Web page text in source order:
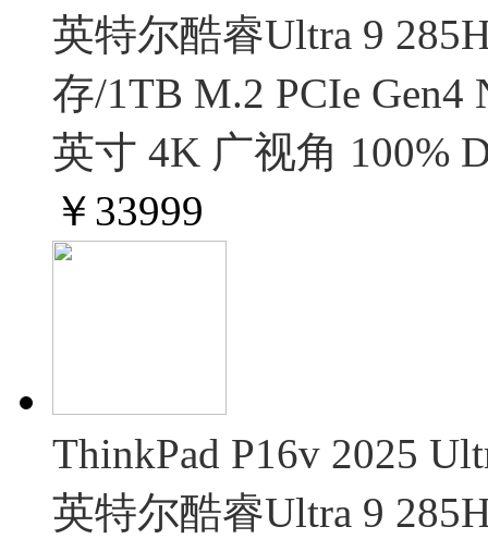
英特尔酷睿Ultra 9
存/1TB M.2 PCIe
英寸 4K 广视角 100%
￥ 33999
ThinkPad P16v 2025
英特尔酷睿Ultra 9